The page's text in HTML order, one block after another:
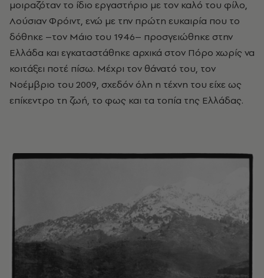
μοιραζόταν το ίδιο εργαστήριο με τον καλό του φίλο,
Λούσιαν Φρόιντ, ενώ με την πρώτη ευκαιρία που το
δόθηκε –τον Μάιο του 1946– προσγειώθηκε στην
Ελλάδα και εγκαταστάθηκε αρχικά στον Πόρο χωρίς να
κοιτάξει ποτέ πίσω. Μέχρι τον θάνατό του, τον
Νοέμβριο του 2009, σχεδόν όλη η τέχνη του είχε ως
επίκεντρo τη ζωή, το φως και τα τοπία της Ελλάδας.